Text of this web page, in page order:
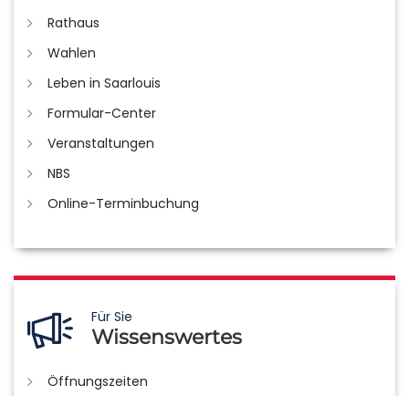
Rathaus
Wahlen
Leben in Saarlouis
Formular-Center
Veranstaltungen
NBS
Online-Terminbuchung
Für Sie
Wissenswertes
Öffnungszeiten